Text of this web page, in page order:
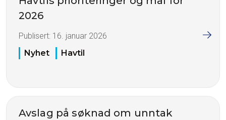
2026
Publisert: 16. januar 2026
Nyhet
Havtil
Avslag på søknad om unntak